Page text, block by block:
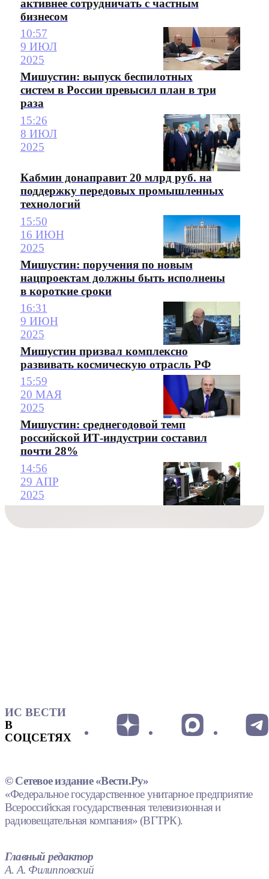
активнее сотрудничать с частным
бизнесом
10:57
9 ИЮЛ
2025
Мишустин: выпуск беспилотных
систем в России превысил план в три
раза
15:26
8 ИЮЛ
2025
Кабмин донаправит 20 млрд руб. на
поддержку передовых промышленных
технологий
15:50
16 ИЮН
2025
Мишустин: поручения по новым
нацпроектам должны быть исполнены
в короткие сроки
16:31
9 ИЮН
2025
Мишустин призвал комплексно
развивать космическую отрасль РФ
15:59
20 МАЯ
2025
Мишустин: среднегодовой темп
российской ИТ-индустрии составил
почти 28%
14:56
29 АПР
2025
ИС ВЕСТИ
В
СОЦСЕТЯХ
© Сетевое издание «Вести.Ру»
«Федеральное государственное унитарное предприятие
Всероссийская государственная телевизионная и
радиовещательная компания» (ВГТРК).
Главный редактор
А. А. Филипповский